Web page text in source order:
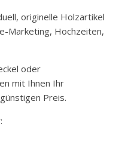
originelle Holzartikel
Marketing, Hochzeiten,
oder
mit Ihnen Ihr
Preis.